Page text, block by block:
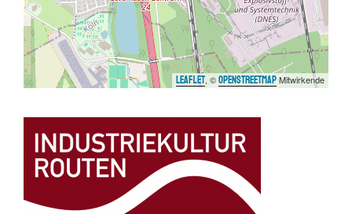
Leaflet, ©OpenStreetMapMitwirkende